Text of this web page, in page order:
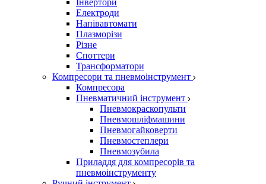
Інвертори
Електроди
Напівавтомати
Плазморізи
Різне
Споттери
Трансформатори
Компресори та пневмоінструмент
Компресора
Пневматичний інструмент
Пневмокраскопульти
Пневмошліфмашини
Пневмогайковерти
Пневмостеплери
Пневмозубила
Приладдя для компресорів та
пневмоінструменту